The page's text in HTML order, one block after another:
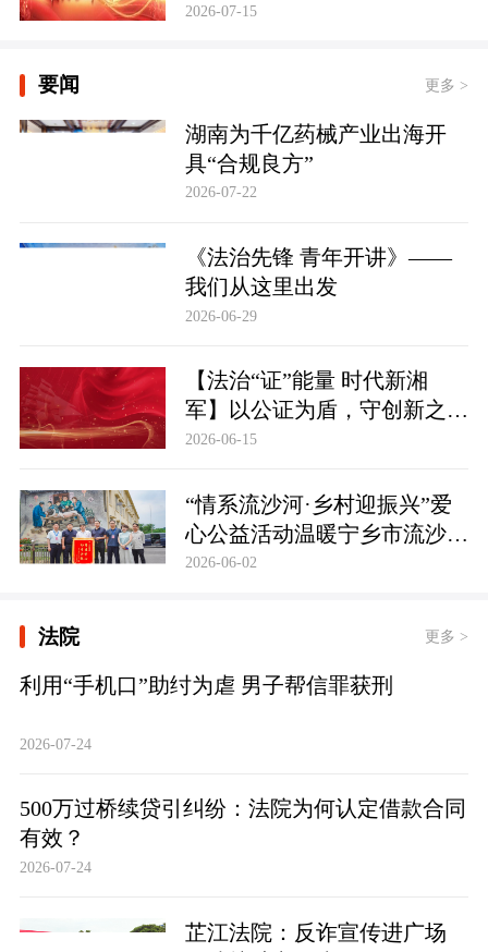
2026-07-15
要闻 更多 >
湖南为千亿药械产业出海开
具“合规良方”
2026-07-22
《法治先锋 青年开讲》——
我们从这里出发
2026-06-29
【法治“证”能量 时代新湘
军】以公证为盾，守创新之魂
湖南青年公证人为知识产权保
2026-06-15
“情系流沙河·乡村迎振兴”爱
心公益活动温暖宁乡市流沙河
镇
2026-06-02
法院 更多 >
利用“手机口”助纣为虐 男子帮信罪获刑
2026-07-24
500万过桥续贷引纠纷：法院为何认定借款合同
有效？
2026-07-24
芷江法院：反诈宣传进广场